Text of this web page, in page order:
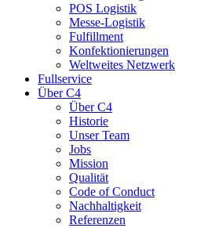
POS Logistik
Messe-Logistik
Fulfillment
Konfektionierungen
Weltweites Netzwerk
Fullservice
Über C4
Über C4
Historie
Unser Team
Jobs
Mission
Qualität
Code of Conduct
Nachhaltigkeit
Referenzen